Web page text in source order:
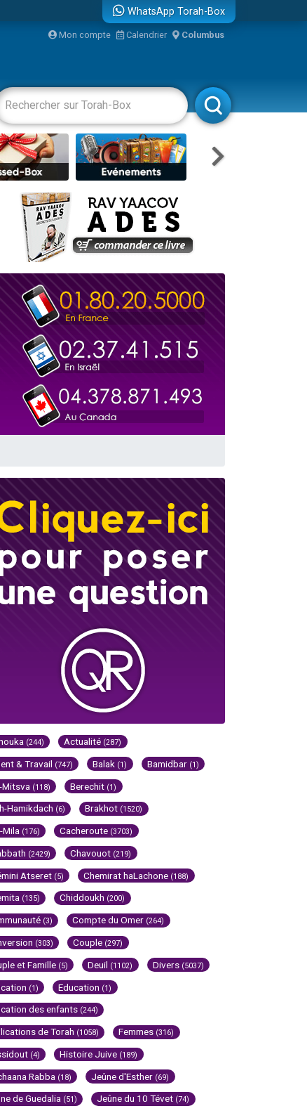
WhatsApp Torah-Box
Mon compte Calendrier Columbus
Livres Rabbanim
(244) Actualité (287)
& Travail (747) Balak (1) Bamidbar (1)
Mitsva (118) Berechit (1)
Hamikdach (6) Brakhot (1520)
Mila (176) Cacheroute (3703)
(2429) Chavouot (219)
Atseret (5) Chemirat haLachone (188)
(135) Chiddoukh (200)
(3) Compte du Omer (264)
(303) Couple (297)
et Famille (5) Deuil (1102) Divers (5037)
(1) Education (1)
des enfants (244)
de Torah (1058) Femmes (316)
(4) Histoire Juive (189)
Rabba (18) Jeûne d'Esther (69)
de Guedalia (51) Jeûne du 10 Tévet (74)